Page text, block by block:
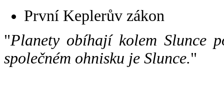
První Keplerův zákon
"Planety obíhají kolem Slunce
společném ohnisku je Slunce."